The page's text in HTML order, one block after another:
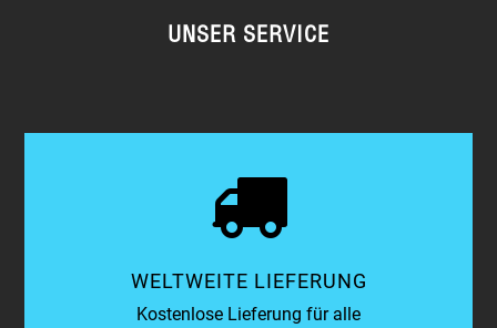
UNSER SERVICE
WELTWEITE LIEFERUNG
Kostenlose Lieferung für alle